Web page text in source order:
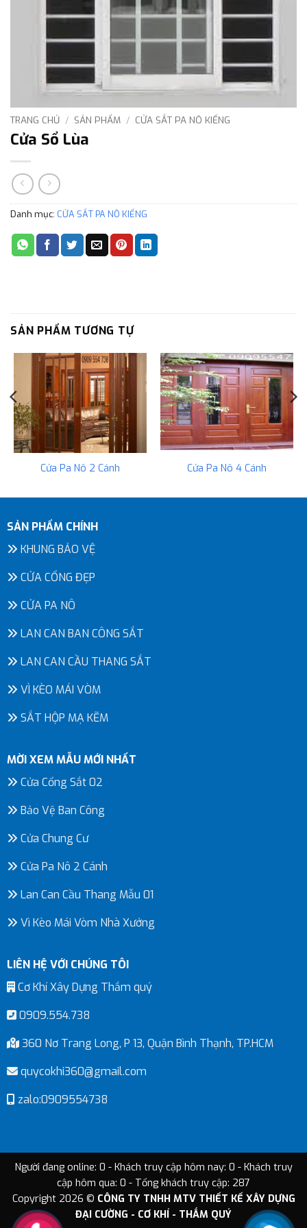
TRANG CHỦ / SẢN PHẨM / CỬA SẮT PA NÔ KIẾNG
Cửa Sổ Lùa
Danh mục: CỬA SẮT PA NÔ KIẾNG
SẢN PHẨM TƯƠNG TỰ
Cửa Pa Nô 2 Cánh Cửa Pa Nô 4 Cánh
SẢN PHẨM CHÍNH
KHUNG BẢO VỆ
CỬA CỔNG ĐẸP
CỬA PA NÔ
LAN CAN BAN CÔNG SẮT
LAN CAN CẦU THANG SẮT
VÌ KÈO MÁI VÒM
SẮT HỘP MẠ KẼM
MỜI XEM MẪU MỚI NHẤT
Cửa Cổng Sắt 02
Bảo Vệ Ban Công
Cửa Chung Cư
Cửa Pa Nô 2 Cánh
Lan Can Cầu Thang Mẫu 01
Vì Kèo Mái Vòm Nhà Xưởng
LIÊN HỆ VỚI CHÚNG TÔI
Cơ Khí Xây Dựng Thắm quý
0909.554.738
360 Nơ Trang Long, P 13, Quận Bình Thạnh, TP.HCM
quycokhi360@gmail.com
zalo:0909554738
Người đang online: 0 - Khách truy cập hôm nay: 0 - Khách truy
cập hôm qua: 0 - Tổng khách truy cập: 287
Copyright 2026 © CÔNG TY TNHH MTV THIẾT KẾ XÂY DỰNG
ĐẠI CƯỜNG - CƠ KHÍ - THẮM QUÝ